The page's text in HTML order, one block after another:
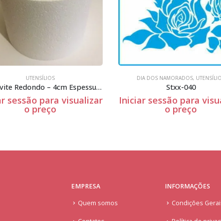
DIA DOS NAMORADOS
Stxx-040
Iniciar sessão para visualizar Iniciar sessão
EMPRESA
Quem somos
INFORMAÇÕES
Condições